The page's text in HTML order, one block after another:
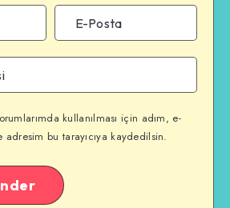
kullanılması için adım, e-
adresim bu tarayıcıya kaydedilsin.